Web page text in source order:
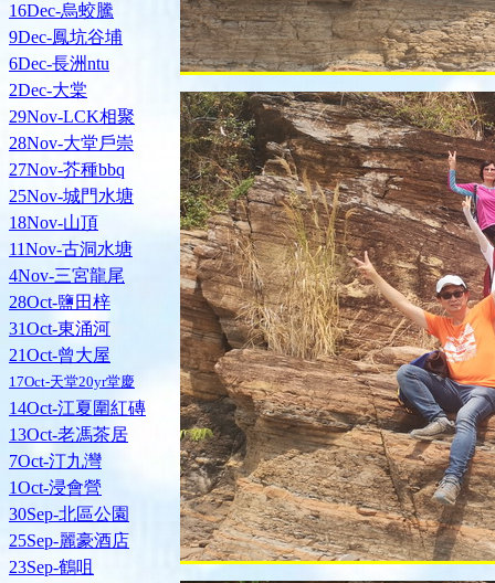
16Dec-烏蛟騰
9Dec-鳳坑谷埔
6Dec-長洲ntu
2Dec-大棠
29Nov-LCK相聚
28Nov-大堂戶崇
27Nov-芥種bbq
25Nov-城門水塘
18Nov-山頂
11Nov-古洞水塘
4Nov-三宮龍尾
28Oct-鹽田梓
31Oct-東涌河
21Oct-曾大屋
17Oct-天堂20yr堂慶
14Oct-江夏圍紅磚
13Oct-老馮茶居
7Oct-汀九灣
1Oct-浸會營
30Sep-北區公園
25Sep-麗豪酒店
23Sep-鶴咀